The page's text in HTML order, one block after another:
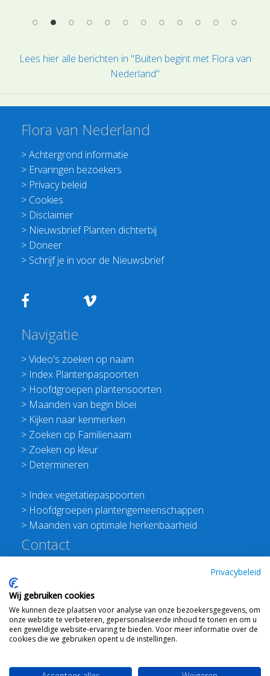
Lees hier alle berichten in "Buiten begint met Flora van
Nederland"
Flora van Nederland
>Achtergrond informatie
> Ervaringen bezoekers
> Privacy beleid
> Cookies
> Disclaimer
> Nieuwsbrief Planten dichterbij
> Doneer
> Schrijf je in voor de Nieuwsbrief
Navigatie
>Video's zoeken op naam
> Index Plantenpaspoorten
> Hoofdgroepen plantensoorten
> Maanden van begin bloei
> Kijken naar kenmerken
> Zoeken op Familienaam
> Zoeken op kleur
> Determineren
> Index vegetatiepaspoorten
> Hoofdgroepen plantengemeenschappen
> Maanden van optimale herkenbaarheid
Contact
E:info@floravannederland.nl
Plein 1992 70F 6221JP Maastricht
T: 06 41237586
KVK: 76114821 btw: NL860512289B01
Privacybeleid
Wij gebruiken cookies
We kunnen deze plaatsen voor analyse van onze bezoekersgegevens, om
onze website te verbeteren, gepersonaliseerde inhoud te tonen en om u
een geweldige website-ervaring te bieden. Voor meer informatie over de
cookies die we gebruiken opent u de instellingen.